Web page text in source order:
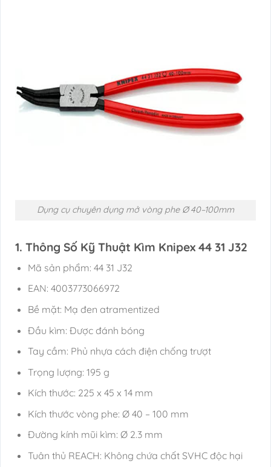
Dụng cụ chuyên dụng mở vòng phe Ø 40–100mm
1. Thông Số Kỹ Thuật Kìm Knipex 44 31 J32
Mã sản phẩm: 44 31 J32
EAN: 4003773066972
Bề mặt: Mạ đen atramentized
Đầu kìm: Được đánh bóng
Tay cầm: Phủ nhựa cách điện chống trượt
Trọng lượng: 195 g
Kích thước: 225 x 45 x 14 mm
Kích thước vòng phe: Ø 40 – 100 mm
Đường kính mũi kìm: Ø 2.3 mm
Tuân thủ REACH: Không chứa chất SVHC độc hại